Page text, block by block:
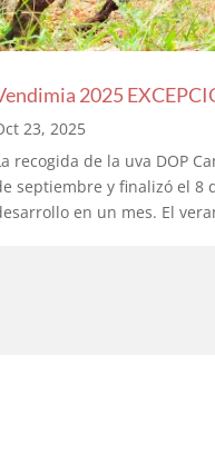
2025
23, 2025
recogida de la uva DOP
septiembre y finalizó el 8
en un mes. El